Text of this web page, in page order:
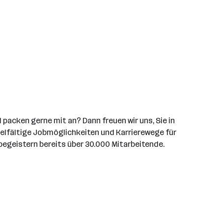
gerne mit an? Dann freuen wir uns, Sie in
Jobmöglichkeiten und Karrierewege für
bereits über 30.000 Mitarbeitende.